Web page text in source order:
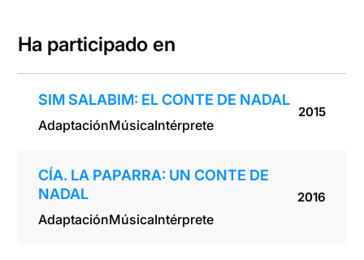
Ha participado en
SIM SALABIM: EL CONTE DE NADAL
AdaptaciónMúsicaIntérprete
2015
CÍA. LA PAPARRA: UN CONTE DE
NADAL
AdaptaciónMúsicaIntérprete
2016